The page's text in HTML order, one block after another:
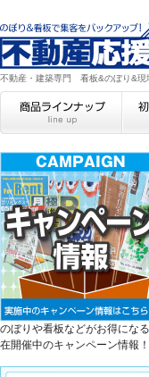
不動産・建築専門 看板&のぼり&現
のぼりや看板などがお得にな
在開催中のキャンペーン情報！